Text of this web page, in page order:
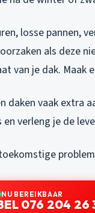
losse pannen,
als deze
van je dak. Maak
daken vaak extra
verleng je de
NU BEREIKBAAR
076 204 26